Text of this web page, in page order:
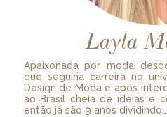
Layla
Apaixonada por moda
que seguiria carreira no
Design de Moda e após
ao Brasil cheia de ideias e
então já são 9 anos dividindo...